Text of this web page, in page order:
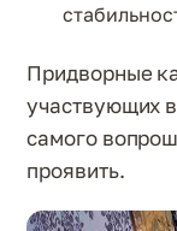
Придворные
участвующих
самого
проявить.